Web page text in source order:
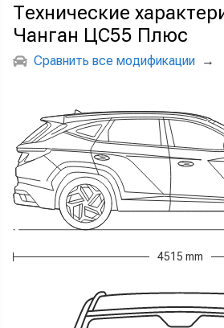
Технические
Чанган ЦС55 Плюс
Сравнить все модификации →
4515 mm